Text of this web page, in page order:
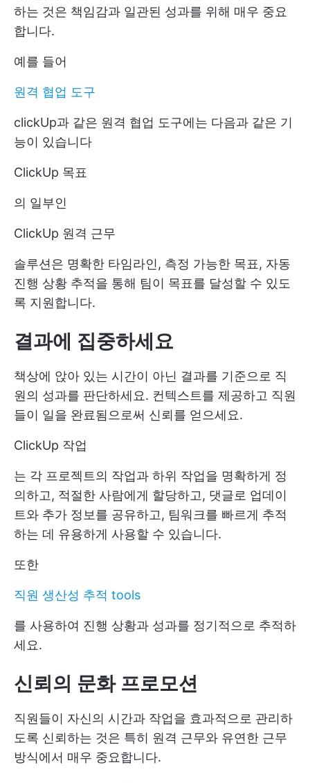
하는 것은 책임감과 일관된 성과를 위해 매우 중요
합니다.
예를 들어
원격 협업 도구
clickUp과 같은 원격 협업 도구에는 다음과 같은 기
능이 있습니다
ClickUp 목표
의 일부인
ClickUp 원격 근무
솔루션은 명확한 타임라인, 측정 가능한 목표, 자동
진행 상황 추적을 통해 팀이 목표를 달성할 수 있도
록 지원합니다.
결과에 집중하세요
책상에 앉아 있는 시간이 아닌 결과를 기준으로 직
원의 성과를 판단하세요. 컨텍스트를 제공하고 직원
들이 일을 완료됨으로써 신뢰를 얻으세요.
ClickUp 작업
는 각 프로젝트의 작업과 하위 작업을 명확하게 정
의하고, 적절한 사람에게 할당하고, 댓글로 업데이
트와 추가 정보를 공유하고, 팀워크를 빠르게 추적
하는 데 유용하게 사용할 수 있습니다.
또한
직원 생산성 추적 tools
를 사용하여 진행 상황과 성과를 정기적으로 추적하
세요.
신뢰의 문화 프로모션
직원들이 자신의 시간과 작업을 효과적으로 관리하
도록 신뢰하는 것은 특히 원격 근무와 유연한 근무
방식에서 매우 중요합니다.